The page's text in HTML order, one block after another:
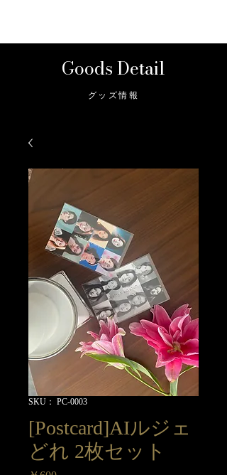
Goods Detail
グッズ情報
SKU： PC-0003
[Postcard]AIルジェ
どれ 2枚セット